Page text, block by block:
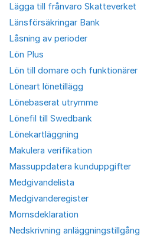
Lägga till frånvaro Skatteverket
Länsförsäkringar Bank
Låsning av perioder
Lön Plus
Lön till domare och funktionärer
Löneart lönetillägg
Lönebaserat utrymme
Lönefil till Swedbank
Lönekartläggning
Makulera verifikation
Massuppdatera kunduppgifter
Medgivandelista
Medgivanderegister
Momsdeklaration
Nedskrivning anläggningstillgång